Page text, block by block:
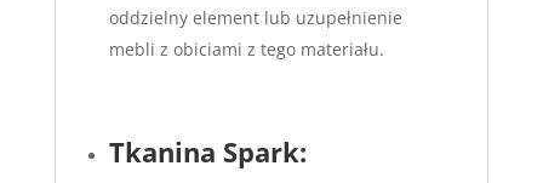
oddzielny element lub uzupełnienie
mebli z obiciami z tego materiału.
Tkanina Spark: